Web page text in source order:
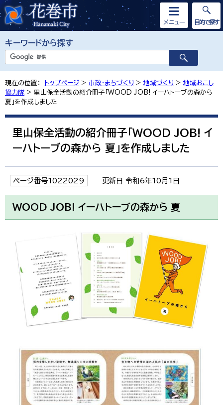
キーワードから探す
メニュー 目的で探す
現在の位置： トップページ > 市政・まちづくり > 地域づくり > 地域おこし
協力隊 > 里山保全活動の紹介冊子「WOOD JOB! イーハトーブの森から
夏」を作成しました
里山保全活動の紹介冊子「WOOD JOB! イ
ーハトーブの森から 夏」を作成しました
ページ番号1022029 更新日 令和6年10月1日
WOOD JOB! イーハトーブの森から 夏